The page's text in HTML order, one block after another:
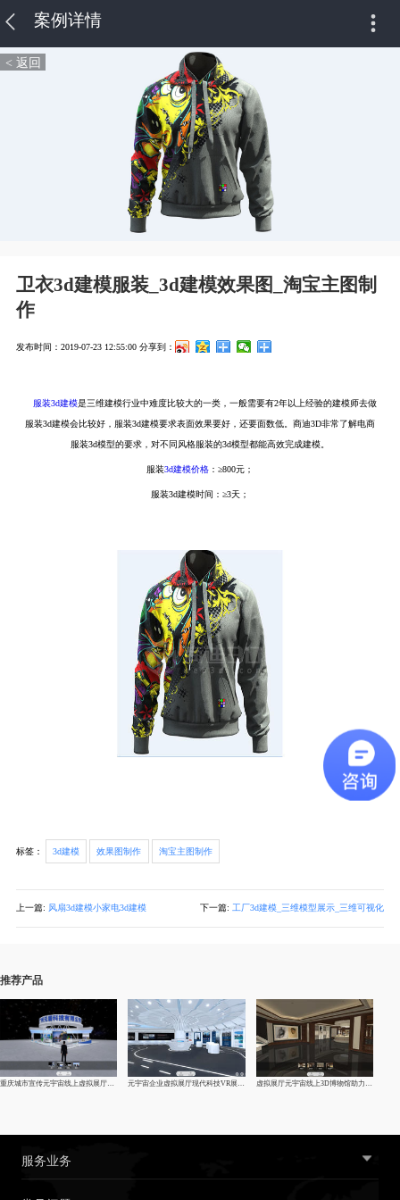
案例详情
< 返回
卫衣3d建模服装_3d建模效果图_淘宝主图制
作
发布时间：2019-07-23 12:55:00 分享到：
服装3d建模是三维建模行业中难度比较大的一类，一般需要有2年以上经验的建模师去做
服装3d建模会比较好，服装3d建模要求表面效果要好，还要面数低。商迪3D非常了解电商
服装3d模型的要求，对不同风格服装的3d模型都能高效完成建模。
服装3d建模价格：≥800元；
服装3d建模时间：≥3天；
标签： 3d建模 效果图制作 淘宝主图制作
上一篇: 风扇3d建模小家电3d建模 下一篇: 工厂3d建模_三维模型展示_三维可视化
推荐产品
服务业务